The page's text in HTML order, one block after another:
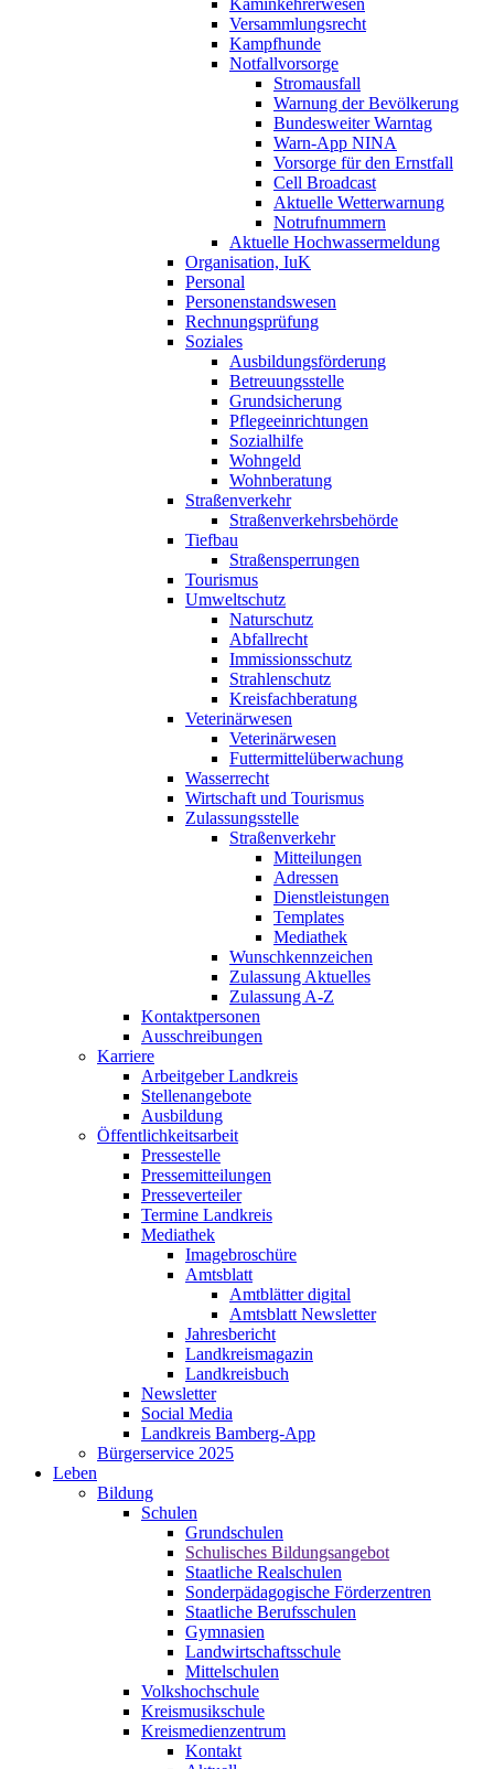
Kaminkehrerwesen
Versammlungsrecht
Kampfhunde
Notfallvorsorge
Stromausfall
Warnung der Bevölkerung
Bundesweiter Warntag
Warn-App NINA
Vorsorge für den Ernstfall
Cell Broadcast
Aktuelle Wetterwarnung
Notrufnummern
Aktuelle Hochwassermeldung
Organisation, IuK
Personal
Personenstandswesen
Rechnungsprüfung
Soziales
Ausbildungsförderung
Betreuungsstelle
Grundsicherung
Pflegeeinrichtungen
Sozialhilfe
Wohngeld
Wohnberatung
Straßenverkehr
Straßenverkehrsbehörde
Tiefbau
Straßensperrungen
Tourismus
Umweltschutz
Naturschutz
Abfallrecht
Immissionsschutz
Strahlenschutz
Kreisfachberatung
Veterinärwesen
Veterinärwesen
Futtermittelüberwachung
Wasserrecht
Wirtschaft und Tourismus
Zulassungsstelle
Straßenverkehr
Mitteilungen
Adressen
Dienstleistungen
Templates
Mediathek
Wunschkennzeichen
Zulassung Aktuelles
Zulassung A-Z
Kontaktpersonen
Ausschreibungen
Karriere
Arbeitgeber Landkreis
Stellenangebote
Ausbildung
Öffentlichkeitsarbeit
Pressestelle
Pressemitteilungen
Presseverteiler
Termine Landkreis
Mediathek
Imagebroschüre
Amtsblatt
Amtblätter digital
Amtsblatt Newsletter
Jahresbericht
Landkreismagazin
Landkreisbuch
Newsletter
Social Media
Landkreis Bamberg-App
Bürgerservice 2025
Leben
Bildung
Schulen
Grundschulen
Schulisches Bildungsangebot
Staatliche Realschulen
Sonderpädagogische Förderzentren
Staatliche Berufsschulen
Gymnasien
Landwirtschaftsschule
Mittelschulen
Volkshochschule
Kreismusikschule
Kreismedienzentrum
Kontakt